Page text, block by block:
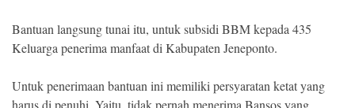
Copyright
2026
Bantuan langsung tunai itu, untuk subsidi BBM kepada 435
Keluarga penerima manfaat di Kabupaten Jeneponto.
Untuk penerimaan bantuan ini memiliki persyaratan ketat yang
harus di penuhi. Yaitu, tidak pernah menerima Bansos yang